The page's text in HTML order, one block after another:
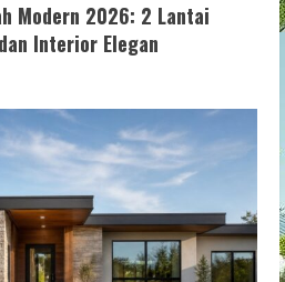
Modern 2026: 2 Lantai
Interior Elegan